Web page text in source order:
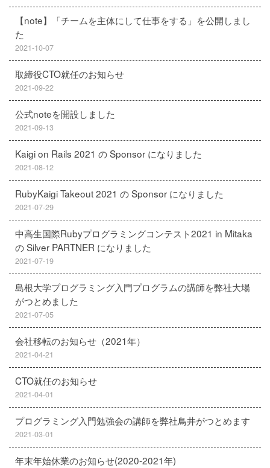
【note】「チームを主体にして仕事をする」を公開しまし
た
2021-10-07
取締役CTO就任のお知らせ
2021-09-22
公式noteを開設しました
2021-09-13
Kaigi on Rails 2021 の Sponsor になりました
2021-08-12
RubyKaigi Takeout 2021 の Sponsor になりました
2021-07-29
中高生国際Rubyプログラミングコンテスト2021 in Mitaka
の Silver PARTNER になりました
2021-07-19
島根大学プログラミング入門プログラムの講師を弊社大場
がつとめました
2021-07-05
会社移転のお知らせ（2021年）
2021-04-21
CTO就任のお知らせ
2021-04-01
プログラミング入門勉強会の講師を弊社鳥井がつとめます
2021-03-01
年末年始休業のお知らせ(2020-2021年)